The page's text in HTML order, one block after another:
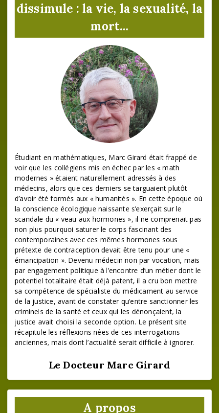
dissimule : la vie, la sexualité, la
mort...
Étudiant en mathématiques, Marc Girard était frappé de
voir que les collégiens mis en échec par les « math
modernes » étaient naturellement adressés à des
médecins, alors que ces derniers se targuaient plutôt
d’avoir été formés aux « humanités ». En cette époque où
la conscience écologique naissante s’exerçait sur le
scandale du « veau aux hormones », il ne comprenait pas
non plus pourquoi saturer le corps fascinant des
contemporaines avec ces mêmes hormones sous
prétexte de contraception devait être tenu pour une «
émancipation ». Devenu médecin non par vocation, mais
par engagement politique à l’encontre d’un métier dont le
potentiel totalitaire était déjà patent, il a cru bon mettre
sa compétence de spécialiste du médicament au service
de la justice, avant de constater qu’entre sanctionner les
criminels de la santé et ceux qui les dénonçaient, la
justice avait choisi la seconde option. Le présent site
récapitule les réflexions nées de ces interrogations
anciennes, mais dont l’actualité serait difficile à ignorer.
Le Docteur Marc Girard
A propos